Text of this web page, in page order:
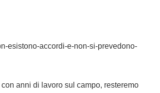
esistono-accordi-e-non-si-prevedono-
anni di lavoro sul campo, resteremo